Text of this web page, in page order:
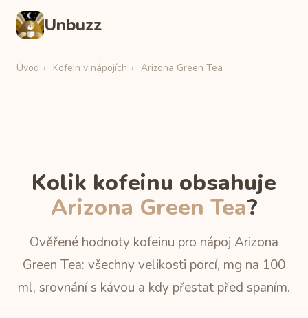
Unbuzz
Úvod › Kofein v nápojích › Arizona Green Tea
Kolik kofeinu obsahuje
Arizona Green Tea?
Ověřené hodnoty kofeinu pro nápoj Arizona
Green Tea: všechny velikosti porcí, mg na 100
ml, srovnání s kávou a kdy přestat před spaním.